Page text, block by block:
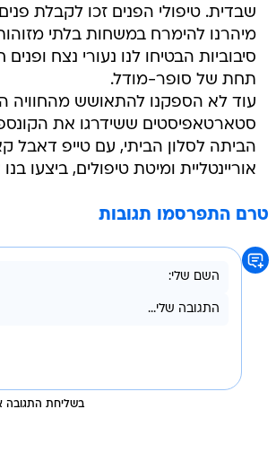
שבדית. טיפולי הפנים זכו לקבלת
מיהרנו להימרח במשחות בלתי
סיבוביות הבטיחו לנו נעורי נצח
תחת של סופר-מודל.
עוד לא הספקנו להתאושש מהחוויה
סטארטאפיסטים ששידרגו את
הביתה לסלון הביתי, עם טייפ דאבל
אוריינטליית ומיטת טיפולים, ביצעו
טרם התפרסמו תגובות
בשליחת התגובה